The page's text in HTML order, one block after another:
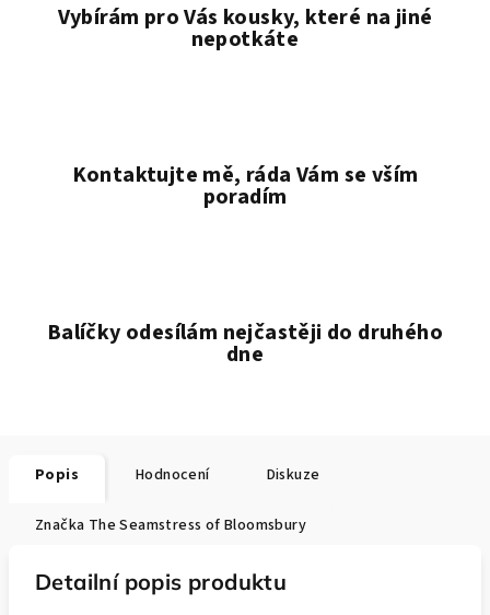
Vybírám pro Vás kousky, které na jiné
nepotkáte
Kontaktujte mě, ráda Vám se vším
poradím
Balíčky odesílám nejčastěji do druhého
dne
Popis Hodnocení Diskuze
Značka The Seamstress of Bloomsbury
Detailní popis produktu